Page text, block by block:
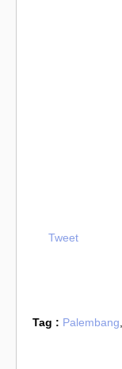
Tweet
Tag : Palembang